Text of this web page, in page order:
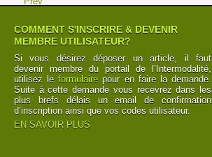
COMMENT S'INSCRIRE & DEVENIR
MEMBRE UTILISATEUR?
Si vous désirez déposer un article, il faut
devenir membre du portail de l’Intermodalité,
utilisez leformulaire pour en faire la demande.
Suite à cette demande vous recevrez dans les
plus brefs délais un email de confirmation
d’inscription ainsi que vos codes utilisateur.
EN SAVOIR PLUS